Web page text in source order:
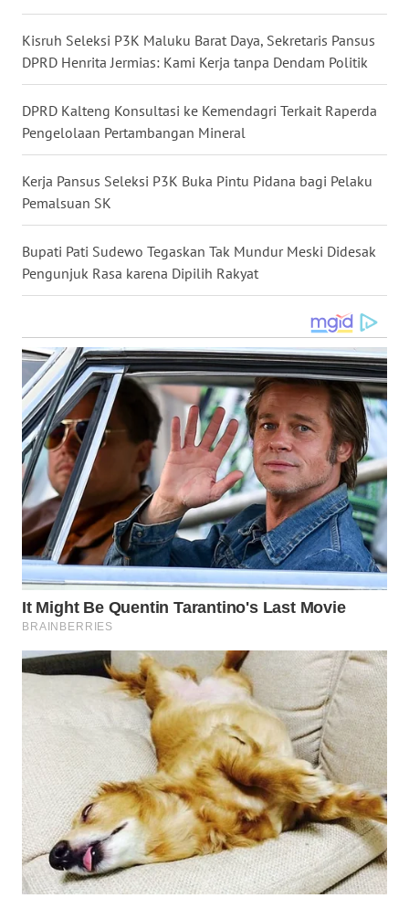
Kisruh Seleksi P3K Maluku Barat Daya, Sekretaris Pansus
DPRD Henrita Jermias: Kami Kerja tanpa Dendam Politik
DPRD Kalteng Konsultasi ke Kemendagri Terkait Raperda
Pengelolaan Pertambangan Mineral
Kerja Pansus Seleksi P3K Buka Pintu Pidana bagi Pelaku
Pemalsuan SK
Bupati Pati Sudewo Tegaskan Tak Mundur Meski Didesak
Pengunjuk Rasa karena Dipilih Rakyat
NUSANTARA
WN
JOGJA
WN
JATIM
WN
BALI
WN
WN
KALTENG
WN
KALTARA
WN
KALSEL
WN
KALTIM
WN
SULSEL
GORONTALO
WN
SULUT
WN
MALUKU